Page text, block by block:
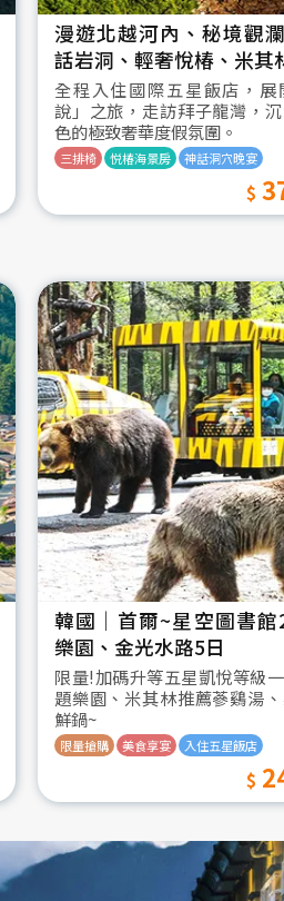
漫遊北越河內、秘境觀
話岩洞、輕奢悅椿、米其
全程入住國際五星飯店，展
說」之旅，走訪拜子龍灣，
色的極致奢華度假氛圍。
三排椅 悦椿海景房 神話洞穴晚宴
韓國│首爾~星空圖書館
樂園、金光水路5日
限量!加碼升等五星凱悅等級
題樂園、米其林推薦蔘鷄湯
鮮鍋~
限量搶購 美食享宴 入住五星飯店